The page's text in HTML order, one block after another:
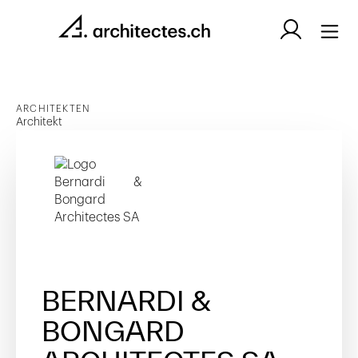
ARCHITEKTEN
Architekt
BERNARDI &
BONGARD